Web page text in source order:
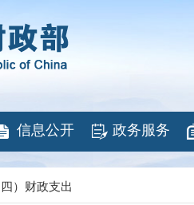
信息公开 政务服务
四）财政支出